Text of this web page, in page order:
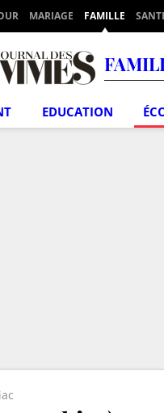
MARIAGE FAMILLE
EDUCATION